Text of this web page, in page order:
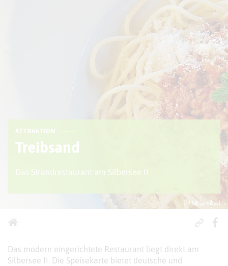
© RitaE (pixabay)
ATTRAKTION
Treibsand
Das Strandrestaurant am Silbersee II
Das modern eingerichtete Restaurant liegt direkt am
Silbersee II. Die Speisekarte bietet deutsche und